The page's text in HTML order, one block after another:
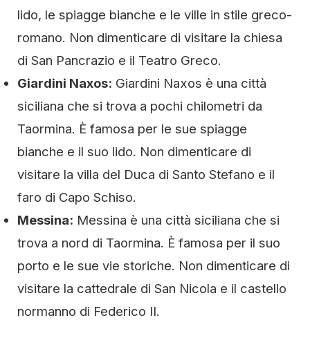
lido, le spiagge bianche e le ville in stile greco-
romano. Non dimenticare di visitare la chiesa
di San Pancrazio e il Teatro Greco.
Giardini Naxos: Giardini Naxos è una città
siciliana che si trova a pochi chilometri da
Taormina. È famosa per le sue spiagge
bianche e il suo lido. Non dimenticare di
visitare la villa del Duca di Santo Stefano e il
faro di Capo Schiso.
Messina: Messina è una città siciliana che si
trova a nord di Taormina. È famosa per il suo
porto e le sue vie storiche. Non dimenticare di
visitare la cattedrale di San Nicola e il castello
normanno di Federico II.